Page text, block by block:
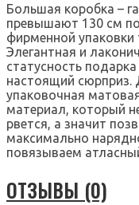
Большая коробка –
превышают 130 см
фирменной упаковки
Элегантная и
статусность
настоящий сюрприз.
упаковочная
материал, который
рвется, а значит
максимально
повязываем
ОТЗЫВЫ (0)